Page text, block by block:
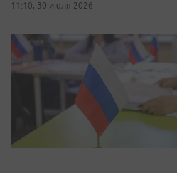
11:10, 30 июля 2026